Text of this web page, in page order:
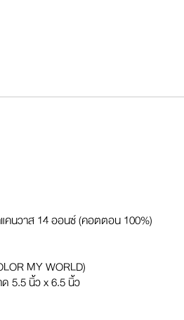
คนวาส 14 ออนซ์ (คอตตอน 100%)
MY WORLD)
ด 5.5 นิ้ว x 6.5 นิ้ว